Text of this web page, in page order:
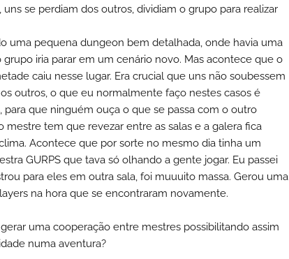
se perdiam dos outros, dividiam o grupo para realizar
uma pequena dungeon bem detalhada, onde havia uma
iria parar em um cenário novo. Mas acontece que o
caiu nesse lugar. Era crucial que uns não soubessem
outros, o que eu normalmente faço nestes casos é
para que ninguém ouça o que se passa com o outro
mestre tem que revezar entre as salas e a galera fica
Acontece que por sorte no mesmo dia tinha um
GURPS que tava só olhando a gente jogar. Eu passei
para eles em outra sala, foi muuuito massa. Gerou uma
na hora que se encontraram novamente.
uma cooperação entre mestres possibilitando assim
numa aventura?